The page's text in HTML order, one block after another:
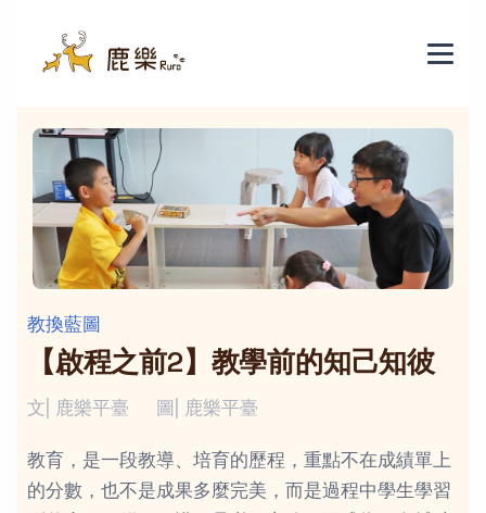
教換藍圖
【啟程之前2】教學前的知己知彼
文| 鹿樂平臺 圖| 鹿樂平臺
教育，是一段教導、培育的歷程，重點不在成績單上
的分數，也不是成果多麼完美，而是過程中學生學習